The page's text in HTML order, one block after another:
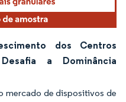
dos Centros
a Dominância
mercado de dispositivos de